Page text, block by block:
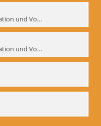
Biomechanik-Demonstration und Vortrag, Berliner Ensemble, 04.10.1991
Biomechanik-Demonstration und Vortrag, Berliner Ensemble, 04.10.1991